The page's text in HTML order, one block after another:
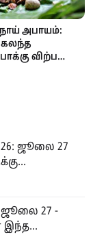
அபாயம்:
கலந்த
விற்பனை
ஜூலை 27
ஜூலை 27 -
இந்த...